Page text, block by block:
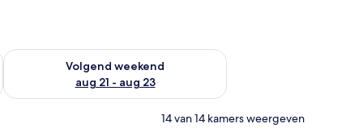
weekend aug 14 - aug 16
Volgend weekend
aug 21 - aug 23
De beschikbaarheid controleren voor volgend weekend aug
14 van 14 kamers weergeven